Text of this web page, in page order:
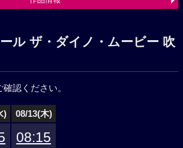
ル ザ・ダイノ・ムービー 吹
認ください。
) 08/13(木)
08:15